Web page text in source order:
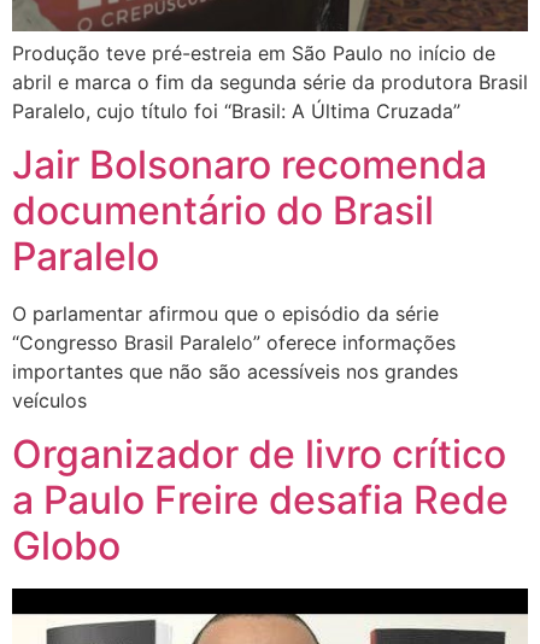
Produção teve pré-estreia em São Paulo no início de
abril e marca o fim da segunda série da produtora Brasil
Paralelo, cujo título foi “Brasil: A Última Cruzada”
Jair Bolsonaro recomenda
documentário do Brasil
Paralelo
O parlamentar afirmou que o episódio da série
“Congresso Brasil Paralelo” oferece informações
importantes que não são acessíveis nos grandes
veículos
Organizador de livro crítico
a Paulo Freire desafia Rede
Globo